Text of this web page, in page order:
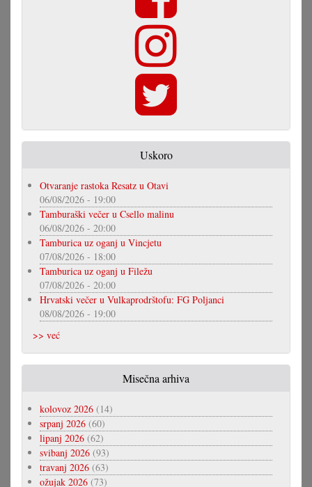
Uskoro
Otvaranje rastoka Resatz u Otavi
06/08/2026 - 19:00
Tamburaški večer u Csello malinu
06/08/2026 - 20:00
Tamburica uz oganj u Vincjetu
07/08/2026 - 18:00
Tamburica uz oganj u Filežu
07/08/2026 - 20:00
Hrvatski večer u Vulkaprodrštofu: FG Poljanci
08/08/2026 - 19:00
>> već
Misečna arhiva
kolovoz 2026 (14)
srpanj 2026 (60)
lipanj 2026 (62)
svibanj 2026 (93)
travanj 2026 (63)
ožujak 2026 (73)